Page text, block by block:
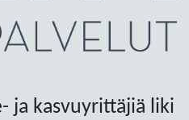
ja kasvuyrittäjiä liki